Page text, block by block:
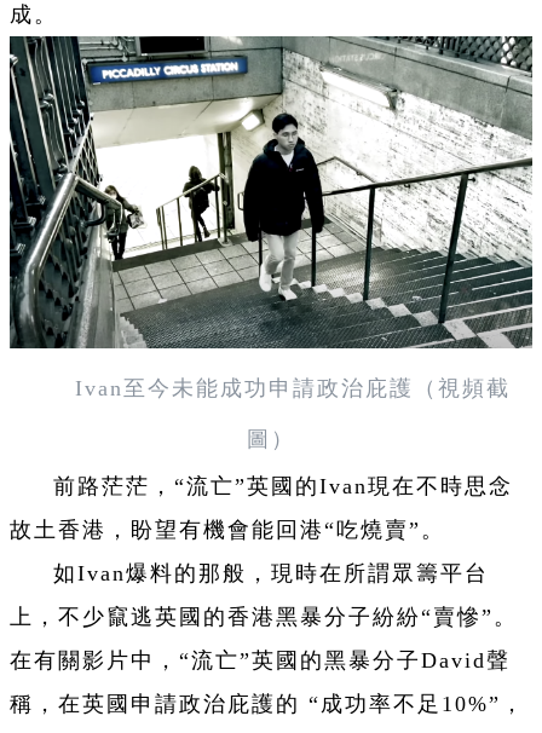
成。
Ivan至今未能成功申請政治庇護（視頻截
圖）
前路茫茫，“流亡”英國的Ivan現在不時思念
故土香港，盼望有機會能回港“吃燒賣”。
如Ivan爆料的那般，現時在所謂眾籌平台
上，不少竄逃英國的香港黑暴分子紛紛“賣慘”。
在有關影片中，“流亡”英國的黑暴分子David聲
稱，在英國申請政治庇護的 “成功率不足10%”，